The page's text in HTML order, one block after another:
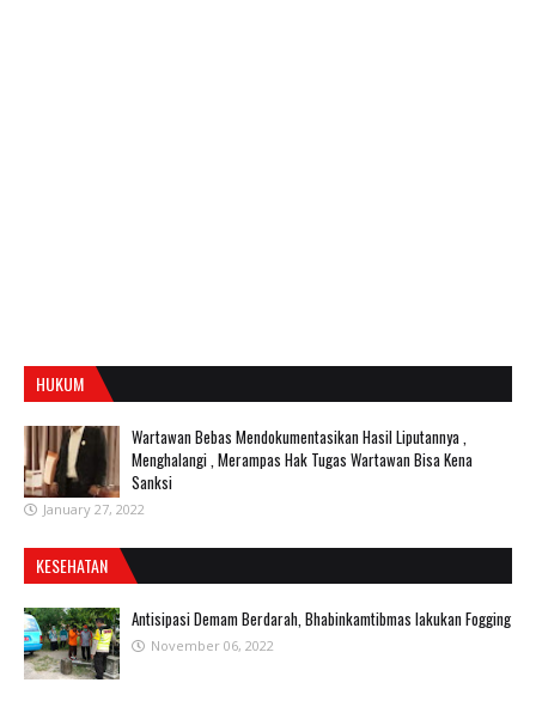
HUKUM
Wartawan Bebas Mendokumentasikan Hasil Liputannya ,
Menghalangi , Merampas Hak Tugas Wartawan Bisa Kena
Sanksi
January 27, 2022
KESEHATAN
Antisipasi Demam Berdarah, Bhabinkamtibmas lakukan Fogging
November 06, 2022